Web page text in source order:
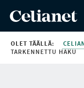
OLET TÄÄLLÄ:
TARKENNETTU HAKU